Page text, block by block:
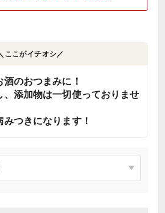
ここがイチオシ／
のおつまみに！
、添加物は一切使っておりませ
つきになります！